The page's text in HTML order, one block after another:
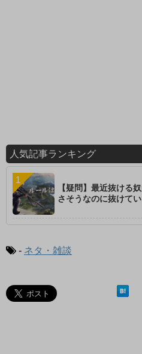
人気記事ランキング
【疑問】最近抜ける
さそうなのに抜けて
- ネタ・雑談